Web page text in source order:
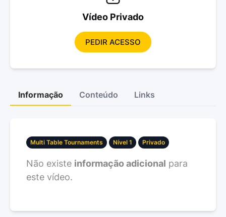
Vídeo Privado
PEDIR ACESSO
Informação Conteúdo Links
Multi Table Tournaments Nível 1 Privado
Não existe informação adicional para
este vídeo.